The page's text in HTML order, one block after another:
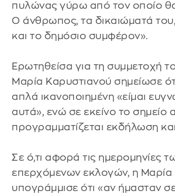
πυλώνας γύρω από τον οποίο
Ο άνθρωπος, τα δικαιώματά
και το δημόσιο συμφέρον».
Ερωτηθείσα για τη συμμετοχή
Μαρία Καρυστιανού σημείωσε
απλά ικανοποιημένη «είμαι
αυτά», ενώ σε εκείνο το σημείο
προγραμματίζεται εκδήλωση
Σε ό,τι αφορά τις ημερομηνίες
επερχόμενων εκλογών, η Μαρία
υπογράμμισε ότι «αν ήμασταν